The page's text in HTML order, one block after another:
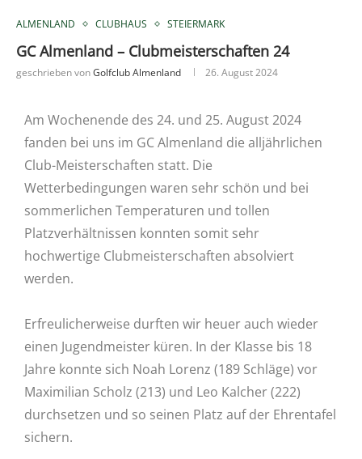
ALMENLAND CLUBHAUS STEIERMARK
GC Almenland – Clubmeisterschaften 24
geschrieben vonGolfclub Almenland 26. August 2024
Am Wochenende des 24. und 25. August 2024
fanden bei uns im GC Almenland die alljährlichen
Club-Meisterschaften statt. Die
Wetterbedingungen waren sehr schön und bei
sommerlichen Temperaturen und tollen
Platzverhältnissen konnten somit sehr
hochwertige Clubmeisterschaften absolviert
werden.
Erfreulicherweise durften wir heuer auch wieder
einen Jugendmeister küren. In der Klasse bis 18
Jahre konnte sich Noah Lorenz (189 Schläge) vor
Maximilian Scholz (213) und Leo Kalcher (222)
durchsetzen und so seinen Platz auf der Ehrentafel
sichern.